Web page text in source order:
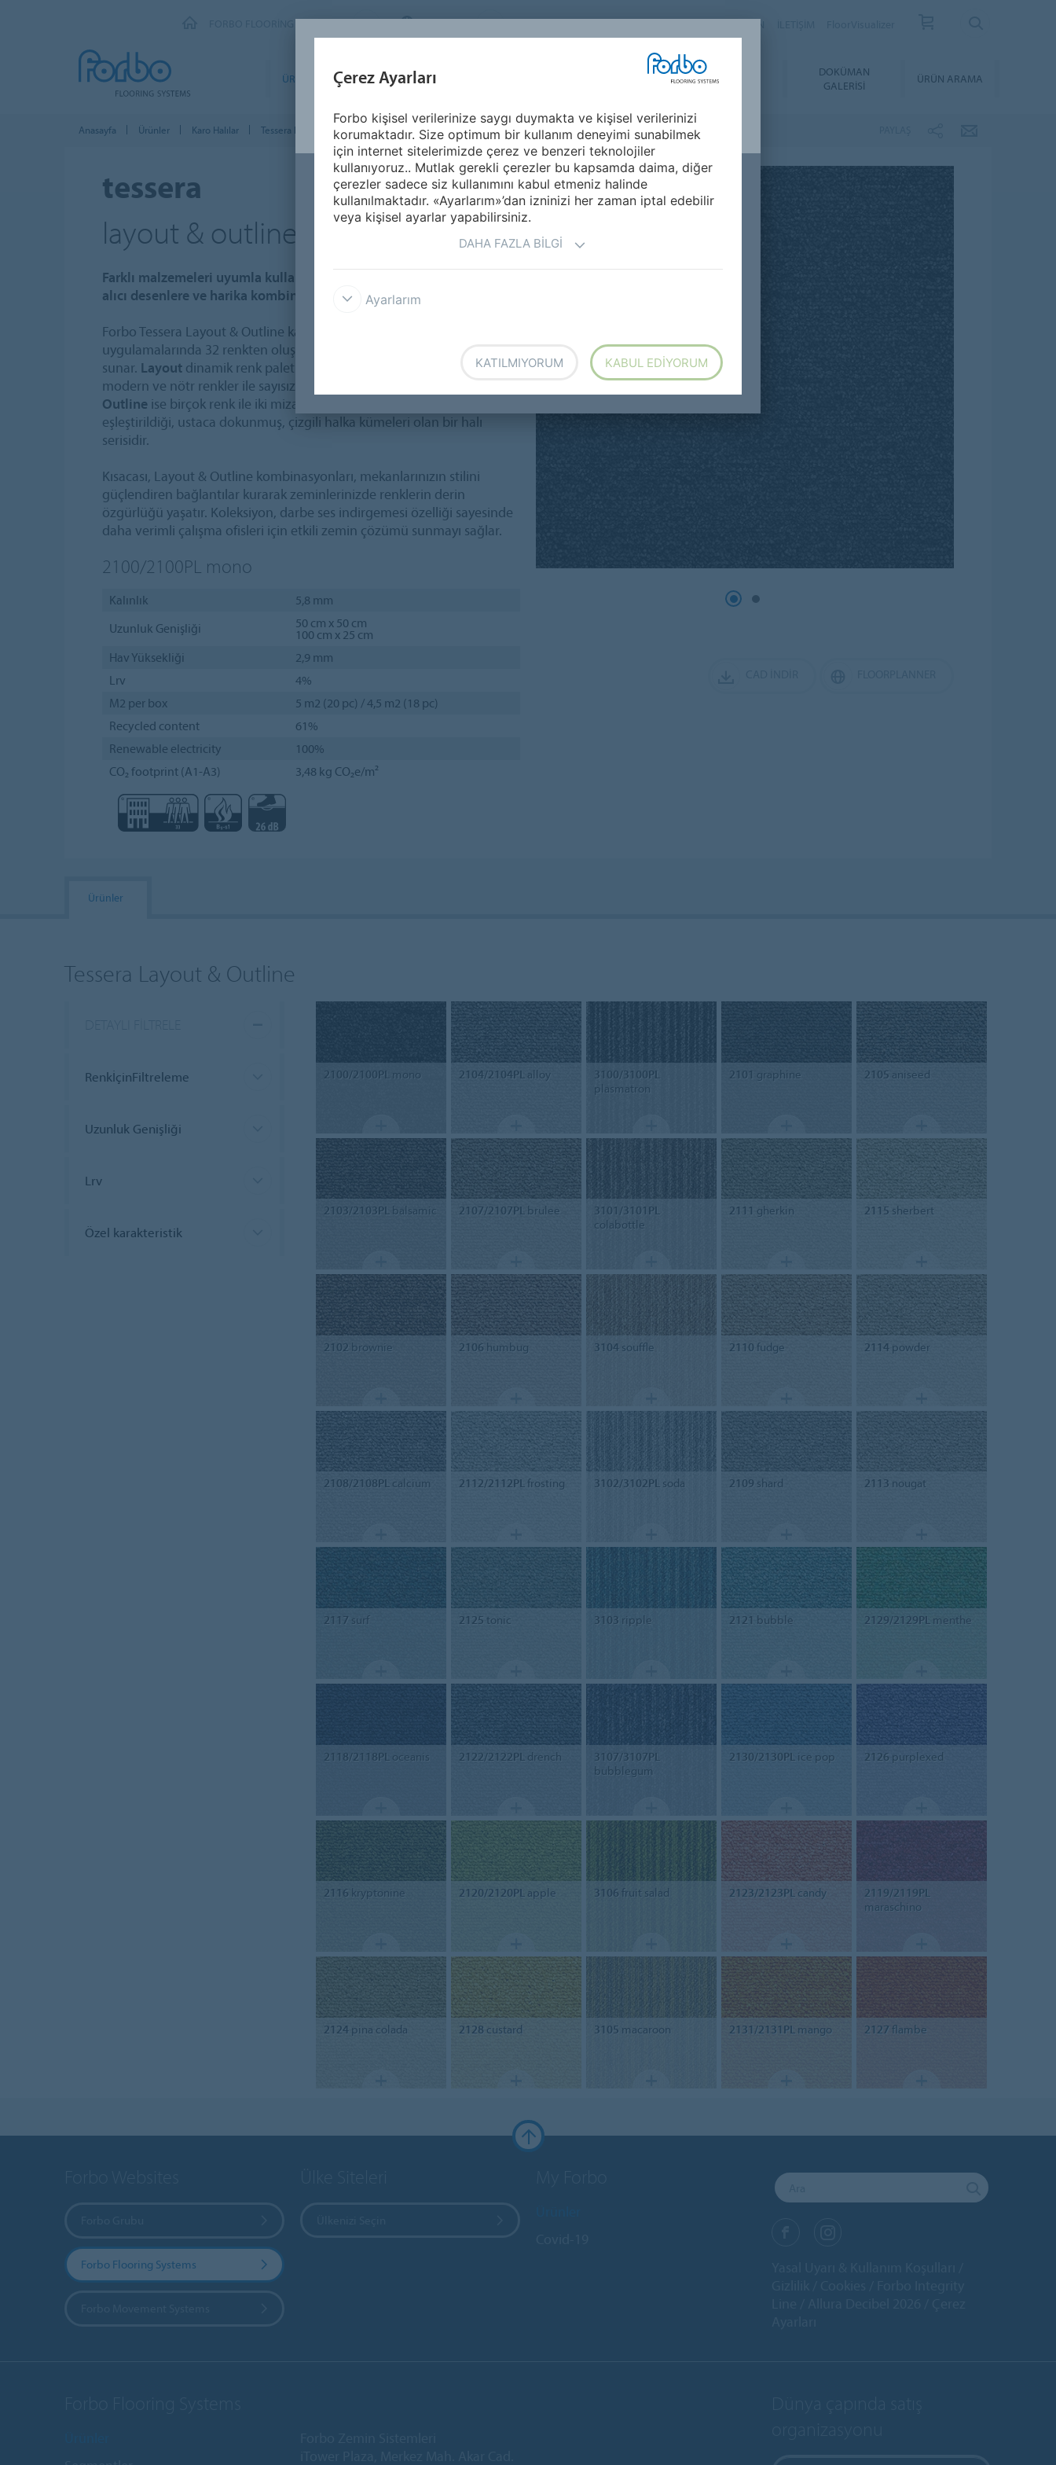
FORBO FLOORING SYSTEMS TURKEY
ÜRÜNLER SEGMENTLER
İLHAM KAYNAĞI &
UYGULAMA &
BAKIM
DOKÜMAN
GALERISI
ÜRÜN ARAMA
Anasayfa Ürünler Karo Halılar Tessera karo halı Tessera Layout & Outline
tessera
layout & outline
Farklı malzemeleri uyumla kullanan bu yenilikçi zemin çözümü, göz
alıcı desenlere ve harika kombinlere sahiptir.
Forbo Tessera Layout & Outline karo halıları zemin kaplama
uygulamalarında 32 renkten oluşan paleti ile sayısız tasarım olasılığı
sunar. Layout dinamik renk paletine sahiptir. Parlak tonlara sahip
modern ve nötr renkler ile sayısız kombinasyon elde edebilirsiniz.
Outline ise birçok renk ile iki mizanpaj renginin mükemmel şekilde
eşleştirildiği, ustaca dokunmuş, çizgili halka kümeleri olan bir halı
serisidir.
Kısacası, Layout & Outline kombinasyonları, mekanlarınızın stilini
güçlendiren bağlantılar kurarak zeminlerinizde renklerin derin
özgürlüğü yaşatır. Koleksiyon, darbe ses indirgemesi özelliği sayesinde
daha verimli çalışma ofisleri için etkili zemin çözümü sunmayı sağlar.
2100/2100PL mono
Kalınlık
5,8 mm
Uzunluk Genişliği
50 cm x 50 cm
100 cm x 25 cm
Hav Yüksekliği
2,9 mm
Lrv
4%
M2 per box
5 m2 (20 pc) / 4,5 m2 (18 pc)
Recycled content
61%
Renewable electricity
100%
CO₂ footprint (A1-A3)
3,48 kg CO₂e/m²
Ürünler
Tessera Layout & Outline
RenkİçinFiltreleme
Uzunluk Genişliği
Lrv
Özel karakteristik
2100/2100PL mono 2104/2104PL alloy
3100/3100PL
plasmatron
2101 graphine 2105 aniseed
2103/2103PLbalsamic 2107/2107PLbrulee
3101/3101PL
colabottle
2111 gherkin 2115 sherbert
2102 brownie 2106 humbug 3104souffle 2110 fudge 2114powder
2108/2108PLcalcium 2112/2112PLfrosting 3102/3102PLsoda 2109 shard 2113 nougat
2117 surf 2125 tonic 3103 ripple 2121 bubble 2129/2129PLmenthe
2118/2118PL oceanis 2122/2122PL drench
3107/3107PL
bubblegum
2130/2130PL ice pop 2126 purplexed
2116 kryptonine 2120/2120PLapple 3106 fruit salad 2123/2123PLcandy
2119/2119PL
maraschino
2124pina colada 2128 custard 3105 macaroon 2131/2131PLmango 2127flambe
Forbo Flooring Systems
Çerez Ayarları
Forbo kişisel verilerinize saygı duymakta ve kişisel verilerinizi
korumaktadır. Size optimum bir kullanım deneyimi sunabilmek
için internet sitelerimizde çerez ve benzeri teknolojiler
kullanıyoruz.. Mutlak gerekli çerezler bu kapsamda daima, diğer
çerezler sadece siz kullanımını kabul etmeniz halinde
kullanılmaktadır. «Ayarlarım»’dan izninizi her zaman iptal edebilir
veya kişisel ayarlar yapabilirsiniz.
DAHA FAZLA BILGI
Ayarlarım
KATILMIYORUM KABUL EDIYORUM